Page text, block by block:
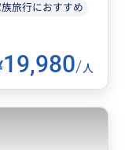
旅行におすすめ
19,980/人